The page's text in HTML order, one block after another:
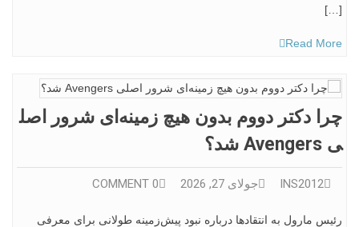
[…]
Read More
چرا دکتر دووم بدون هیچ زمینه‌ای شرور اصل
ی Avengers شد؟
INS2012 جولای 27, 2026 0 COMMENT
رئیس مارول به انتقادها درباره نبود پیش‌زمینه طولانی برای معرفی